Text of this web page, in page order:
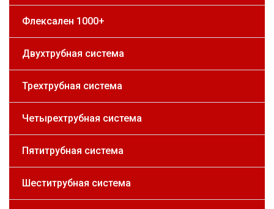
Флексален 1000+
Двухтрубная система
Трехтрубная система
Четырехтрубная система
Пятитрубная система
Шеститрубная система